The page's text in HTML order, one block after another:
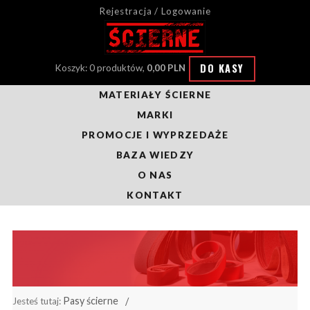
Rejestracja / Logowanie
Koszyk: 0 produktów, 0,00 PLN DO KASY
MATERIAŁY ŚCIERNE
MARKI
PROMOCJE I WYPRZEDAŻE
BAZA WIEDZY
O NAS
KONTAKT
Jesteś tutaj: Pasy ścierne